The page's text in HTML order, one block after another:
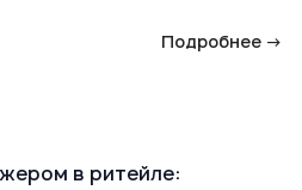
Подробнее →
в ритейле: